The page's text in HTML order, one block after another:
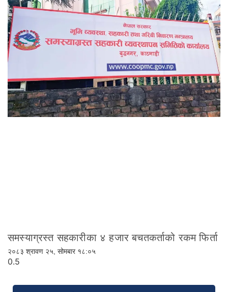
समस्याग्रस्त सहकारीका ४ हजार बचतकर्ताको रकम फिर्ता
२०८३ श्रावण २५, सोमबार १८:०५